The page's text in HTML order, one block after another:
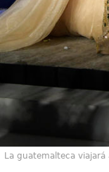
La guatemalteca viajará